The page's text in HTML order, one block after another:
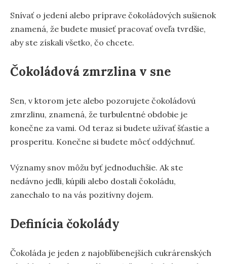
Snívať o jedení alebo príprave čokoládových sušienok
znamená, že budete musieť pracovať oveľa tvrdšie,
aby ste získali všetko, čo chcete.
Čokoládová zmrzlina v sne
Sen, v ktorom jete alebo pozorujete čokoládovú
zmrzlinu, znamená, že turbulentné obdobie je
konečne za vami. Od teraz si budete užívať šťastie a
prosperitu. Konečne si budete môcť oddýchnuť.
Významy snov môžu byť jednoduchšie. Ak ste
nedávno jedli, kúpili alebo dostali čokoládu,
zanechalo to na vás pozitívny dojem.
Definícia čokolády
Čokoláda je jeden z najobľúbenejších cukrárenských